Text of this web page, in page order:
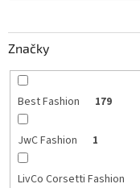
Značky
Best Fashion 179
JwC Fashion 1
LivCo Corsetti Fashion